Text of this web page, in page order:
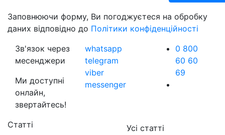
Заповнюючи форму, Ви погоджуєтеся на обробку
даних відповідно до Політики конфіденційності
Зв'язок через
месенджери
Ми доступні
онлайн,
звертайтесь!
whatsapp
telegram
viber
messenger
0 800
60 60
69
Статті Усі статті